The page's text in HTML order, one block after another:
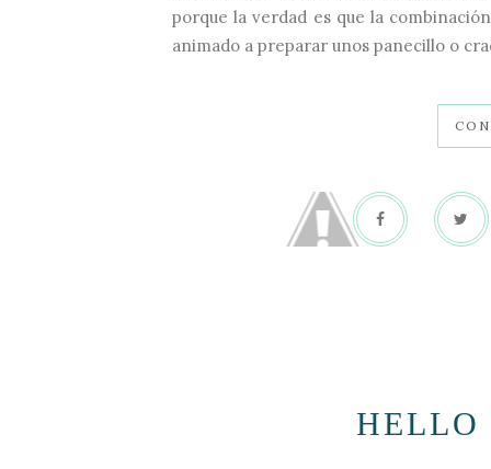
porque la verdad es que la
animado a preparar unos panecillo o
HELLO